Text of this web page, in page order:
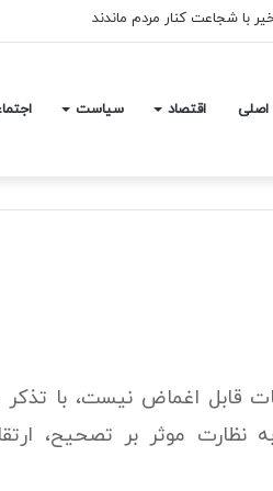
با شجاعت کنار مردم ماندند
اقتصاد سیاست
قابل اغماض نیست‌، با تذکر
موثر بر تصحیح‌،